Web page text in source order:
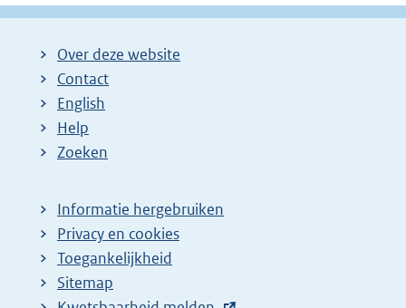
Over deze website
Contact
English
Help
Zoeken
Informatie hergebruiken
Privacy en cookies
Toegankelijkheid
Sitemap